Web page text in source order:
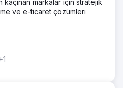
ve e-ticaret çözümleri